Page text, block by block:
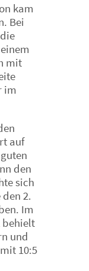
kam
Bei
mit
im
auf
den
sich
2.
Im
behielt
und
10:5